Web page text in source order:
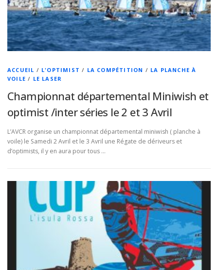
ACCUEIL / L'OPTIMIST / LA COMPÉTITION / LA PLANCHE À
VOILE / LE LASER
Championnat départemental Miniwish et
optimist /inter séries le 2 et 3 Avril
L’AVCR organise un championnat départemental miniwish ( planche à
voile) le Samedi 2 Avril et le 3 Avril une Régate de dériveurs et
d’optimists, il y en aura pour tous …